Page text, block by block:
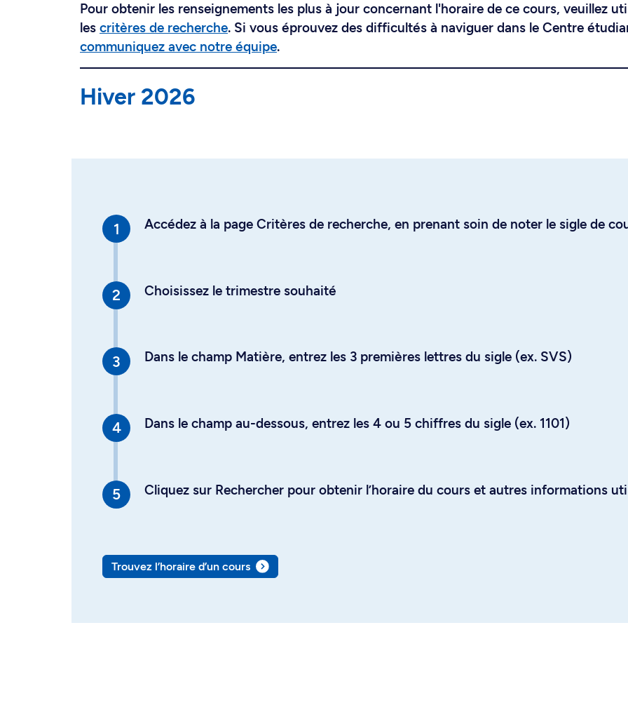
Pour obtenir les renseignements les plus à jour concernant l'horaire de ce cours, veuillez
les critères de recherche. Si vous éprouvez des difficultés à naviguer dans le Centre
communiquez avec notre équipe.
Hiver 2026
Accédez à la page Critères de recherche, en prenant soin de noter le sigle de
Choisissez le trimestre souhaité
Dans le champ Matière, entrez les 3 premières lettres du sigle (ex. SVS)
Dans le champ au-dessous, entrez les 4 ou 5 chiffres du sigle (ex. 1101)
Cliquez sur Rechercher pour obtenir l’horaire du cours et autres informations
Trouvez l’horaire d’un cours